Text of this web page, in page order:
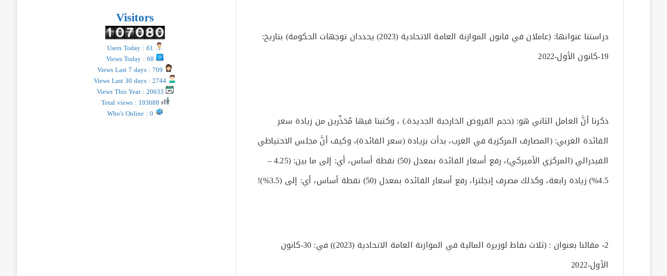
دراستنا عنوانها: (عاملان في قانون الموازنة العامة الاتحادية (2023) يحددان توجهات الحكومة) بتاريخ:
19-كانون الأول-2022
ذكرنا أنَّ العامل الثاني هو: (حجم القروض الخارجية الجديدة.) ، وكتبنا فيها مُحَذِّرين من زيادة سعر
الفائدة الغربي: (المصارف المركزية في الغرب، بدأت بزيادة (سعر الفائدة)، وكيف أنَّ مجلس الاحتياطي
الفيدرالي (المركزي الأميركي)، رفع أسعار الفائدة بمعدل (50) نقطة أساس، أي: إلى ما بين: (4.25 –
4.5%) زيادة رابعة، وكذلك مصرِف إنجلترا، رفع أسعار الفائدة بمعدل (50) نقطة أساس، أي: إلى (3.5%)!
2- مقالنا بعنوان : (ثلاث نقاط لوزيرة المالية في الموازنة العامة الاتحادية (2023)) في: 30-كانون
الأول-2022
Visitors